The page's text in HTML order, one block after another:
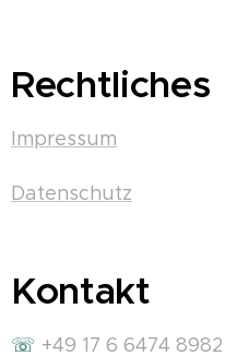
Rechtliches
Impressum
Datenschutz
Kontakt
☏ +49 17 6 6474 8982